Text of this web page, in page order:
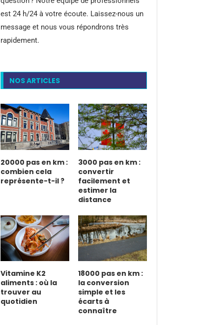
est 24 h/24 à votre écoute. Laissez-nous un
message et nous vous répondrons très
rapidement.
NOS ARTICLES
20000 pas en km :
combien cela
représente-t-il ?
3000 pas en km :
convertir
facilement et
estimer la
distance
Vitamine K2
aliments : où la
trouver au
quotidien
18000 pas en km :
la conversion
simple et les
écarts à
connaître